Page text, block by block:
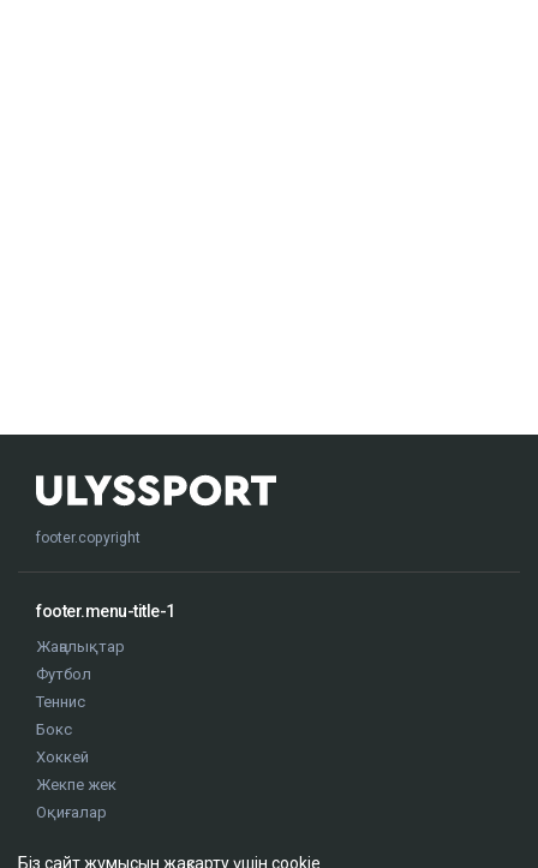
footer.copyright
footer.menu-title-1
Жаңалықтар
Футбол
Теннис
Бокс
Хоккей
Жекпе жек
Оқиғалар
Біз сайт жұмысын жақсарту үшін cookie